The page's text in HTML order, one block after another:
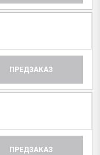
ПРЕДЗАКАЗ
ПРЕДЗАКАЗ